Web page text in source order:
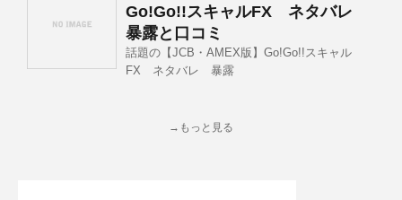
Go!Go!!スキャルFX ネタバレ
暴露と口コミ
話題の【JCB・AMEX版】Go!Go!!スキャル
FX ネタバレ 暴露
→もっと見る